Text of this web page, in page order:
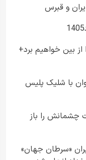
و قبرس
از بین خواهیم برد+
با شلیک پلیس
چشمانش را باز
«سرطان جهان»